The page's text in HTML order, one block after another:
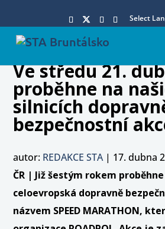
Select
Ve středu 21.
proběhne na
silnicích
bezpečnostní
autor: REDAKCE STA| 17. dubna
ČR | Již šestým rokem
celoevropská dopravně
názvem SPEED MARATHON,